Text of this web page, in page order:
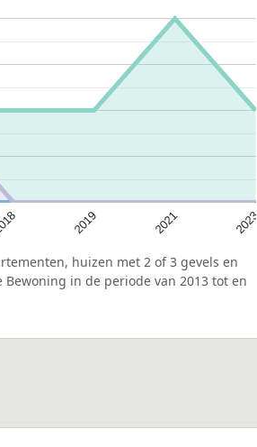
2019 2021 2023
huizen met 2 of 3 gevels en
in de periode van 2013 tot en